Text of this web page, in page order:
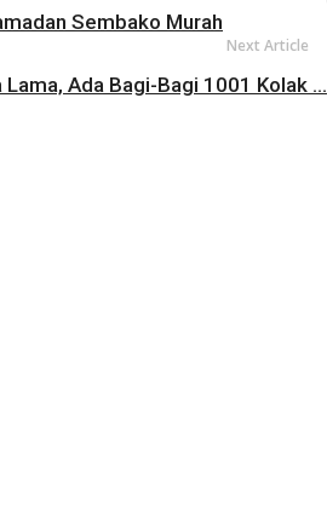
Sembako Murah
Next Article
Ada Bagi-Bagi 1001 Kolak ...